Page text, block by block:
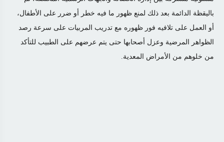
باليقظة الدائمة بعد ذلك لمنع ظهور ما فيه خطر أو ضرر على الأطفال،
أو العمل على تلافيه فور ظهوره مع تدريب المربيات على سرعة رصد
الظواهر المرضية وعزل أصحابها حتى يتم عرضهم على الطبيب للتأكد
من خلوهم من الأمراض المعدية.